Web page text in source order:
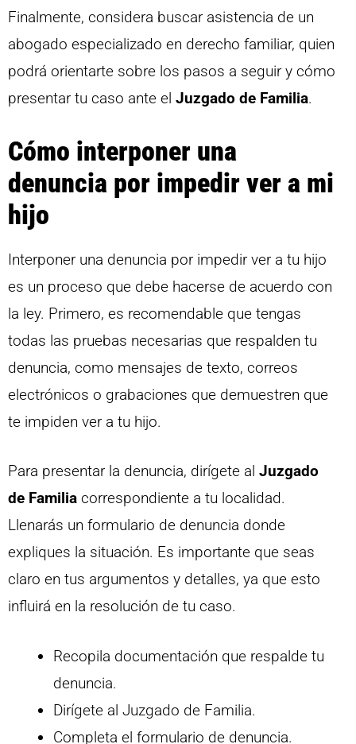
Finalmente, considera buscar asistencia de un
abogado especializado en derecho familiar, quien
podrá orientarte sobre los pasos a seguir y cómo
presentar tu caso ante el Juzgado de Familia.
Cómo interponer una
denuncia por impedir ver a mi
hijo
Interponer una denuncia por impedir ver a tu hijo
es un proceso que debe hacerse de acuerdo con
la ley. Primero, es recomendable que tengas
todas las pruebas necesarias que respalden tu
denuncia, como mensajes de texto, correos
electrónicos o grabaciones que demuestren que
te impiden ver a tu hijo.
Para presentar la denuncia, dirígete al Juzgado
de Familia correspondiente a tu localidad.
Llenarás un formulario de denuncia donde
expliques la situación. Es importante que seas
claro en tus argumentos y detalles, ya que esto
influirá en la resolución de tu caso.
Recopila documentación que respalde tu
denuncia.
Dirígete al Juzgado de Familia.
Completa el formulario de denuncia.